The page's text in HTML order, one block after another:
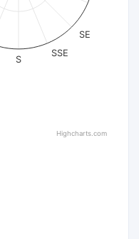
SE
SSE
S
Highcharts.com